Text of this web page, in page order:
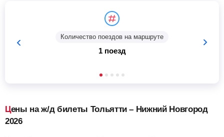
Количество поездов на маршруте
1 поезд
Цены на ж/д билеты Тольятти – Нижний Новгород
2026